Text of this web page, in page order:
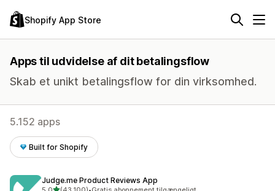
Shopify App Store
Apps til udvidelse af dit betalingsflow
Skab et unikt betalingsflow for din virksomhed.
5.152 apps
Built for Shopify
Judge.me Product Reviews App
ud af 5 stjerner